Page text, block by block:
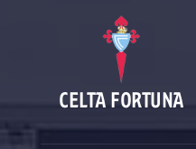
CELTA FORTUNA